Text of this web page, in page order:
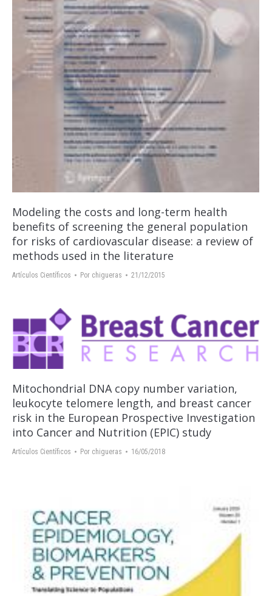
Modeling the costs and long-term health
benefits of screening the general population
for risks of cardiovascular disease: a review of
methods used in the literature
Artículos Científicos Por chigueras 21/12/2015
Mitochondrial DNA copy number variation,
leukocyte telomere length, and breast cancer
risk in the European Prospective Investigation
into Cancer and Nutrition (EPIC) study
Artículos Científicos Por chigueras 16/05/2018